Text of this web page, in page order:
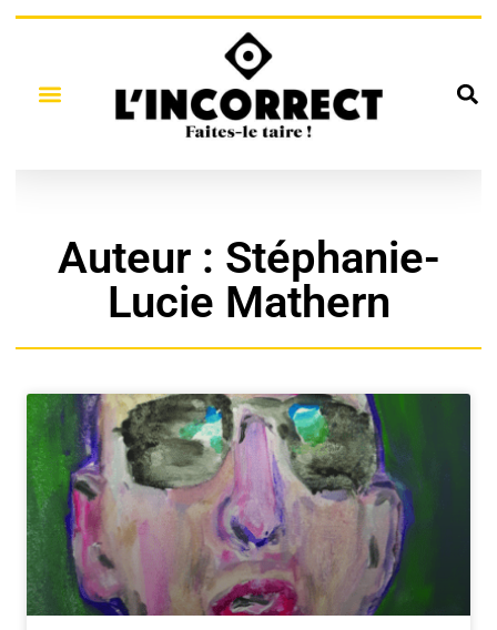
Auteur : Stéphanie-
Lucie Mathern